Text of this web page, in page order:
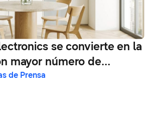
se convierte en la
mayor número de
de seguridad de IoT de
de Prensa